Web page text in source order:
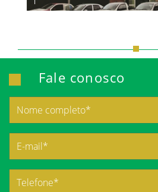
Fale conosco